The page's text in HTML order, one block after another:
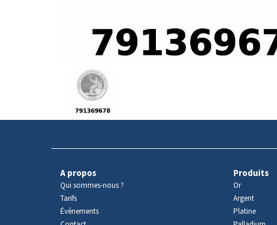
produit
A propos
Qui sommes-nous ?
Tarifs
Événements
Produits
Or
Argent
Platine